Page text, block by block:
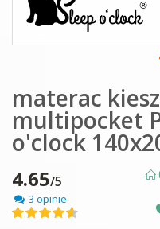
materac
multipocket
o'clock
4.65/5
3 opinie
Ocena:
to
the
beginning
the
gallery